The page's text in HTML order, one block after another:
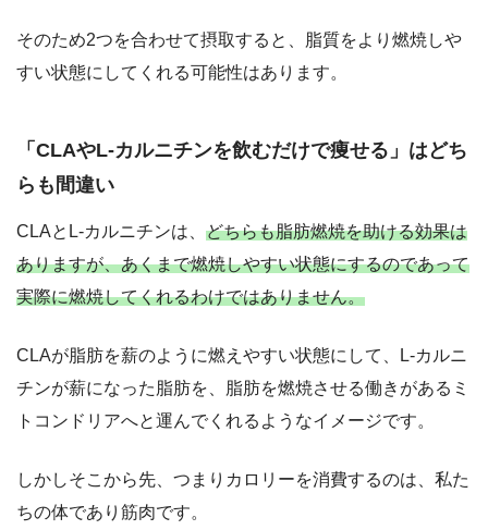
そのため2つを合わせて摂取すると、脂質をより燃焼しや
すい状態にしてくれる可能性はあります。
「CLAやL-カルニチンを飲むだけで痩せる」はどち
らも間違い
CLAとL-カルニチンは、 どちらも脂肪燃焼を助ける効果は
ありますが、あくまで燃焼しやすい状態にするのであって
実際に燃焼してくれるわけではありません。
CLAが脂肪を薪のように燃えやすい状態にして、L-カルニ
チンが薪になった脂肪を、脂肪を燃焼させる働きがあるミ
トコンドリアへと運んでくれるようなイメージです。
しかしそこから先、つまりカロリーを消費するのは、私た
ちの体であり筋肉です。